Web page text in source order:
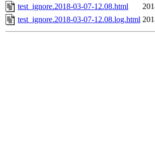
test_ignore.2018-03-07-12.08.html
test_ignore.2018-03-07-12.08.log.html